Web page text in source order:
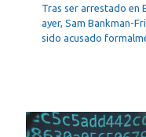
Tras ser arrestado en
ayer, Sam Bankman-
sido acusado